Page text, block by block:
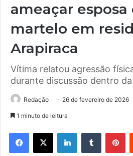
ameaçar esposa
martelo em
Arapiraca
Vítima relatou agressão
durante discussão dentro
Redação 26 de fevereiro de 2026
1 minuto de leitura
Facebook
X LinkedinTumblr